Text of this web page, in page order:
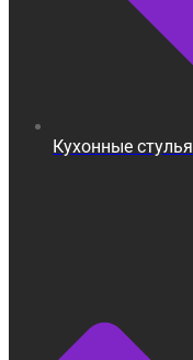
Кухонные стулья